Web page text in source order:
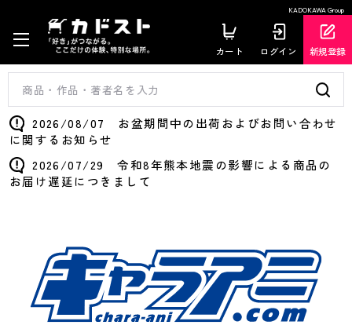
KADOKAWA Group
カート ログイン 新規登録
2026/08/07 お盆期間中の出荷およびお問い合わせ
に関するお知らせ
2026/07/29 令和8年熊本地震の影響による商品の
お届け遅延につきまして